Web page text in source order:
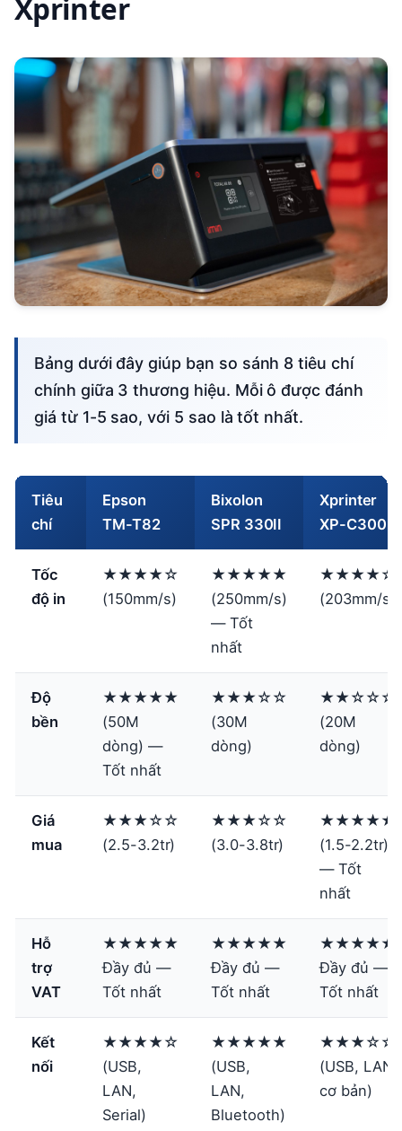
Xprinter
Bảng dưới đây giúp bạn so sánh 8 tiêu chí
chính giữa 3 thương hiệu. Mỗi ô được đánh
giá từ 1-5 sao, với 5 sao là tốt nhất.
Tiêu
chí
Epson
TM-T82
Bixolon
SPR 330II
Xprinter
XP-C300
Tốc
độ in
★★★★☆
(150mm/s)
★★★★★
(250mm/s)
— Tốt
nhất
★★★★☆
(203mm/s)
Độ
bền
★★★★★
(50M
dòng) —
Tốt nhất
★★★☆☆
(30M
dòng)
★★☆☆☆
(20M
dòng)
Giá
mua
★★★☆☆
(2.5-3.2tr)
★★★☆☆
(3.0-3.8tr)
★★★★★
(1.5-2.2tr)
— Tốt
nhất
Hỗ
trợ
VAT
★★★★★
Đầy đủ —
Tốt nhất
★★★★★
Đầy đủ —
Tốt nhất
★★★★★
Đầy đủ —
Tốt nhất
Kết
nối
★★★★☆
(USB,
LAN,
Serial)
★★★★★
(USB,
LAN,
Bluetooth)
★★★☆☆
(USB, LAN
cơ bản)